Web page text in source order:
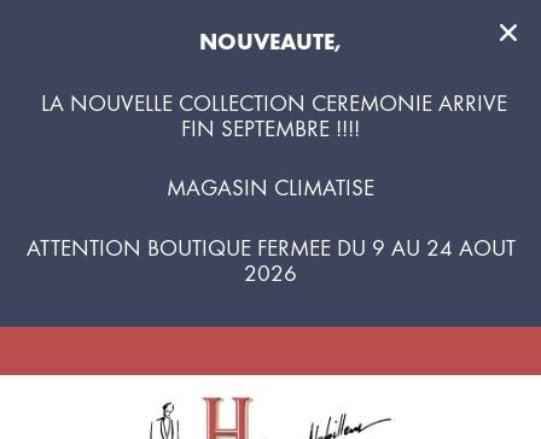
NOUVEAUTE,
LA NOUVELLE COLLECTION CEREMONIE ARRIVE
FIN SEPTEMBRE !!!!
MAGASIN CLIMATISE
ATTENTION BOUTIQUE FERMEE DU 9 AU 24 AOUT
2026